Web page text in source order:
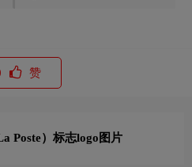
赞
Poste）标志logo图片